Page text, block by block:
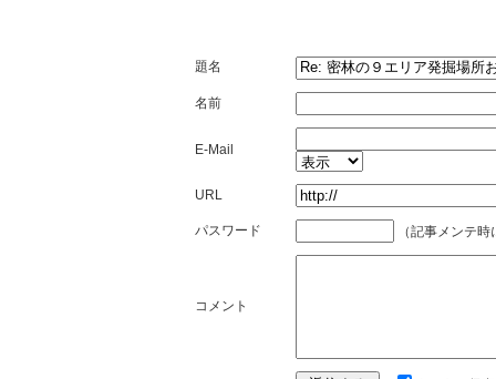
題名
名前
E-Mail
URL
パスワード （記事メンテ時
コメント